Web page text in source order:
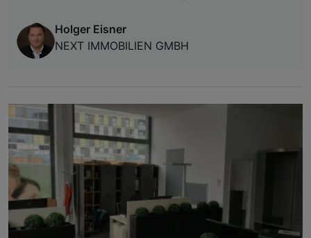
Holger Eisner
NEXT IMMOBILIEN GMBH